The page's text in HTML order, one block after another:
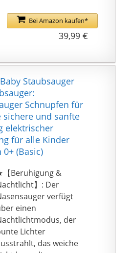
sehr effektiv, sondern
löst auch die Probleme
DynaBliss
Nasensauger Baby
entspricht
geprüften
Schäden an der
des
Mundkontakt
Kreuzinfektionen
vermeiden. Vier
sorgen
nur für eine
Reinigung,
sind auch für
Bei Amazon kaufen*
39,99 €
Staubsauger
Schnupfen für
sichere und sanfte
elektrischer
für alle Kinder
(Basic)
Beruhigung &
】: Der
verfügt
einen
der
Lichter
das weiche